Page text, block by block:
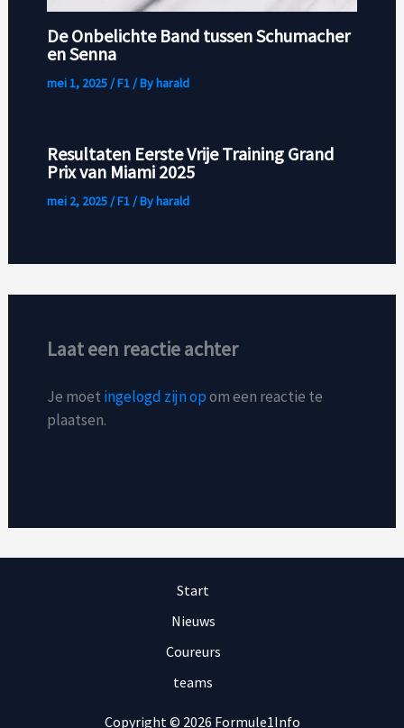
De Onbelichte Band tussen Schumacher
en Senna
mei 1, 2025/F1/ By harald
Resultaten Eerste Vrije Training Grand
Prix van Miami 2025
mei 2, 2025/F1/ By harald
Laat een reactie achter
Je moet ingelogd zijn opom een reactie te
plaatsen.
Start
Nieuws
Coureurs
teams
Copyright © 2026 Formule1Info